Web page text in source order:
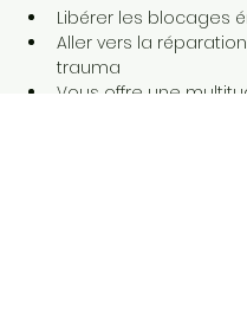
Libérer les blocages
Aller vers la réparation
trauma
Vous offre une